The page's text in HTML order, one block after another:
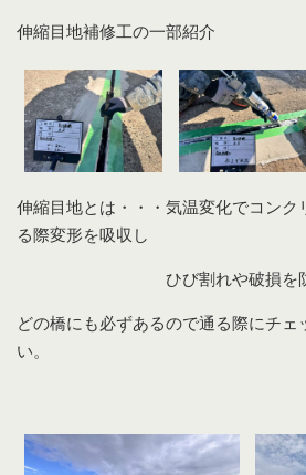
伸縮目地補修工の一部紹介
伸縮目地とは・・・気温変化でコンク
る際変形を吸収し
ひび割れや破損を防ぐた
どの橋にも必ずあるので通る際にチェ
い。